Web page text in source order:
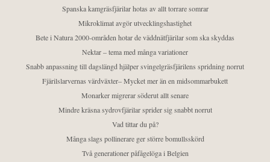
Spanska kamgräsfjärilar hotas av allt torrare somrar
Mikroklimat avgör utvecklingshastighet
Bete i Natura 2000-områden hotar de väddnätfjärilar som ska skyddas
Nektar – tema med många variationer
Snabb anpassning till dagslängd hjälper svingelgräsfjärilens spridning norrut
Fjärilslarvernas värdväxter– Mycket mer än en midsommarbukett
Monarker migrerar söderut allt senare
Mindre kräsna sydrovfjärilar sprider sig snabbt norrut
Vad tittar du på?
Många slags pollinerare ger större bomullsskörd
Två generationer påfågelöga i Belgien